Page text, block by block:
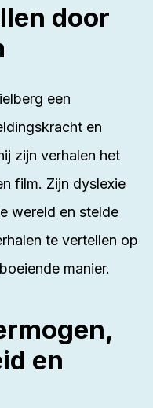
door
een
en
zijn verhalen het
film. Zijn dyslexie
wereld en stelde
te vertellen op
manier.
en